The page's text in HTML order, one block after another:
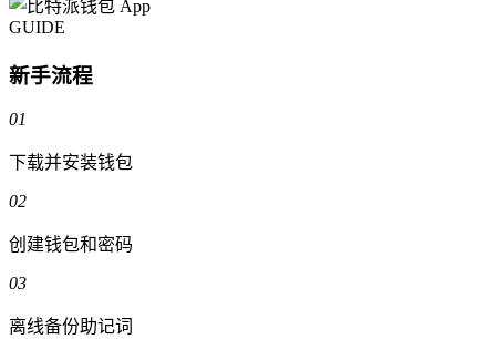
GUIDE
新手流程
01
下载并安装钱包
02
创建钱包和密码
03
离线备份助记词